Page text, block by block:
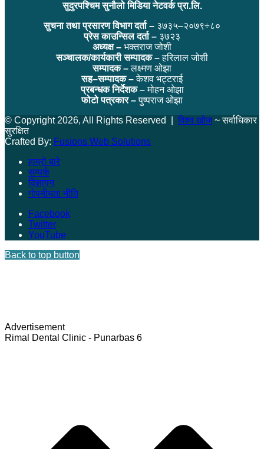
सुदुरपश्चिम सुनौलो मिडिया नेटवर्क प्रा.लि.
सुचना तथा प्रसारण विभाग दर्ता – ३७३५–२०७९÷८०
प्रेस काउन्सिल दर्ता – ३७२३
अध्यक्ष – भक्तराज जोशी
सञ्चालक/कार्यकारी सम्पादक –हरिलाल जोशी
सम्पादक –लक्ष्मण ओझा
सह–सम्पादक –केशव भट्टराई
प्रबन्धक निर्देशक –मोहन ओझा
फोटो पत्रकार –पुष्पराज ओझा
© Copyright 2026, All Rights Reserved | विश्व खोज~ सर्वाधिकार
सुरक्षित
Crafted By: Fusions Web Solutions
हाम्रो बारे
सम्पर्क
विज्ञापन
गोपनीयता नीति
Facebook
Twitter
YouTube
Back to top button
Advertisement
Rimal Dental Clinic - Punarbas 6